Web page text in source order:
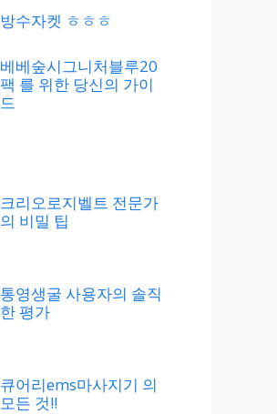
방수자켓 ㅎㅎㅎ
베베숲시그니처블루20
팩 를 위한 당신의 가이
드
크리오로지벨트 전문가
의 비밀 팁
통영생굴 사용자의 솔직
한 평가
큐어리ems마사지기 의
모든 것!!